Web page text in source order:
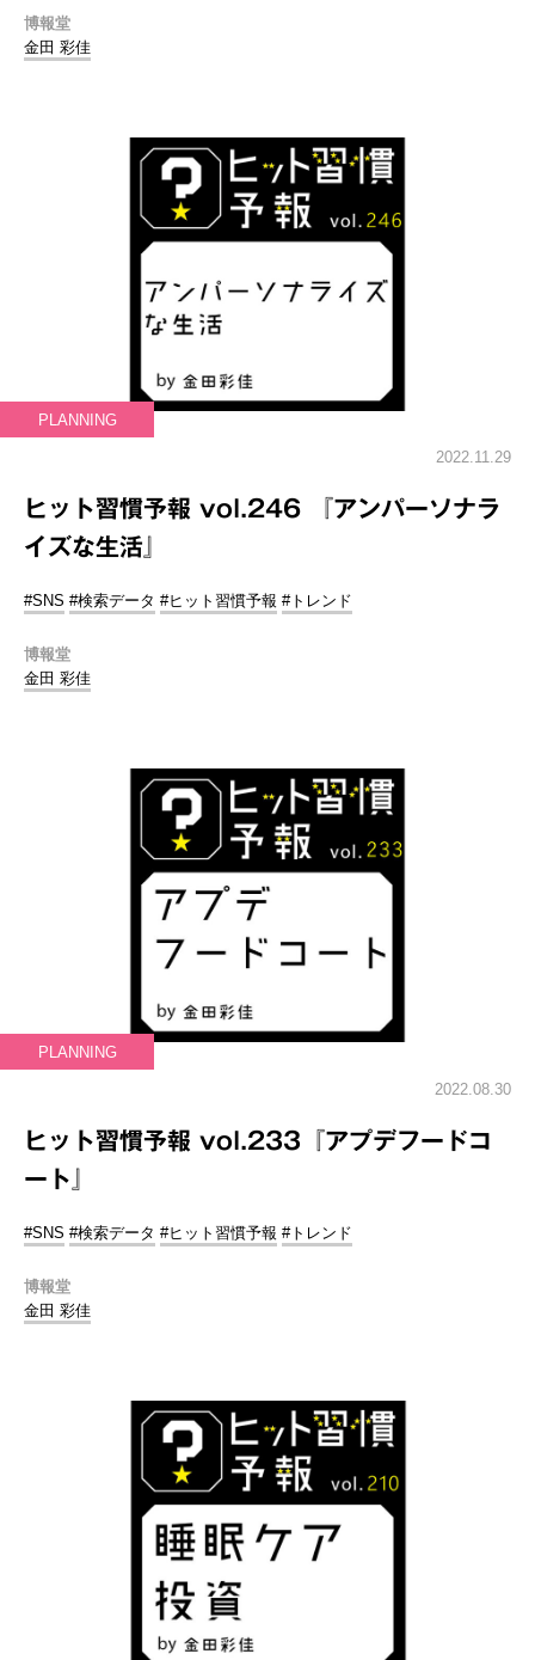
博報堂
金田 彩佳
PLANNING
2022.11.29
ヒット習慣予報 vol.246 『アンパーソナラ
イズな生活』
#SNS #検索データ #ヒット習慣予報 #トレンド
博報堂
金田 彩佳
PLANNING
2022.08.30
ヒット習慣予報 vol.233『アプデフードコ
ート』
#SNS #検索データ #ヒット習慣予報 #トレンド
博報堂
金田 彩佳